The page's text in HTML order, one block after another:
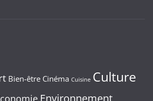
Bien-être Cinéma Cuisine Culture
Environnement